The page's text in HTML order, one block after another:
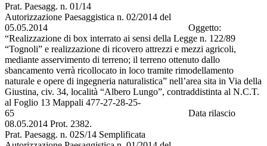
Prat. Paesagg. n. 01/14
Autorizzazione Paesaggistica n. 02/2014 del
05.05.2014 Oggetto:
“Realizzazione di box interrato ai sensi della Legge n. 122/89
“Tognoli” e realizzazione di ricovero attrezzi e mezzi agricoli,
mediante asservimento di terreno; il terreno ottenuto dallo
sbancamento verrà ricollocato in loco tramite rimodellamento
naturale e opere di ingegneria naturalistica” nell’area sita in Via della
Giustina, civ. 34, località “Albero Lungo”, contraddistinta al N.C.T.
al Foglio 13 Mappali 477-27-28-25-
65 Data rilascio
08.05.2014 Prot. 2382.
Prat. Paesagg. n. 02S/14 Semplificata